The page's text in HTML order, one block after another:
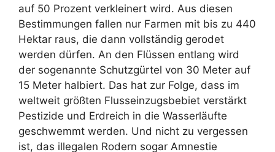
auf 50 Prozent verkleinert wird. Aus diesen
Bestimmungen fallen nur Farmen mit bis zu 440
Hektar raus, die dann vollständig gerodet
werden dürfen. An den Flüssen entlang wird
der sogenannte Schutzgürtel von 30 Meter auf
15 Meter halbiert. Das hat zur Folge, dass im
weltweit größten Flusseinzugsbebiet verstärkt
Pestizide und Erdreich in die Wasserläufte
geschwemmt werden. Und nicht zu vergessen
ist, das illegalen Rodern sogar Amnestie